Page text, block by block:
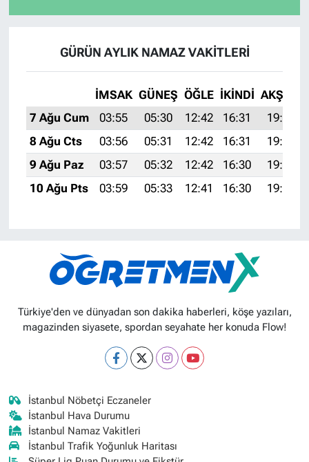
GÜRÜN AYLIK NAMAZ VAKITLERI
İMSAK GÜNEŞ ÖĞLE İKINDI AKŞAM
7 Ağu Cum
03:55 05:30 12:42 16:31
19:43
8 Ağu Cts
03:56 05:31 12:42 16:31
19:42
9 Ağu Paz
03:57 05:32 12:42 16:30
19:41
10 Ağu Pts
03:59 05:33 12:41 16:30 19:40
Türkiye'den ve dünyadan son dakika haberleri, köşe yazıları,
magazinden siyasete, spordan seyahate her konuda Flow!
İstanbul Nöbetçi Eczaneler
İstanbul Hava Durumu
İstanbul Namaz Vakitleri
İstanbul Trafik Yoğunluk Haritası